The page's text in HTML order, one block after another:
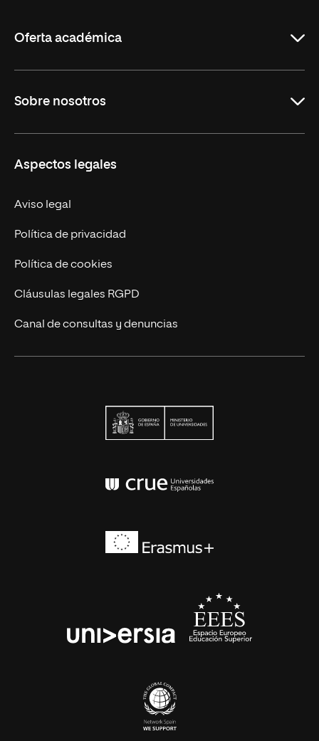
Oferta académica
Formación Continua
Sobre nosotros
Trabaja en UNIR
Actualidad
Contáctanos
Aspectos legales
Aviso legal
Política de privacidad
Política de cookies
Cláusulas legales RGPD
Canal de consultas y denuncias